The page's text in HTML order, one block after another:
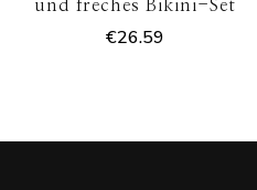
und freches Bikini-Set
€26.59